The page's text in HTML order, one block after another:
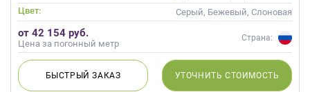
Цвет:
Серый, Бежевый, Слоновая
кость, Кремовый, Коричневый,
Капучино
от 42 154 руб.
Цена за погонный метр
Страна:
БЫСТРЫЙЗАКАЗ УТОЧНИТЬ СТОИМОСТЬ